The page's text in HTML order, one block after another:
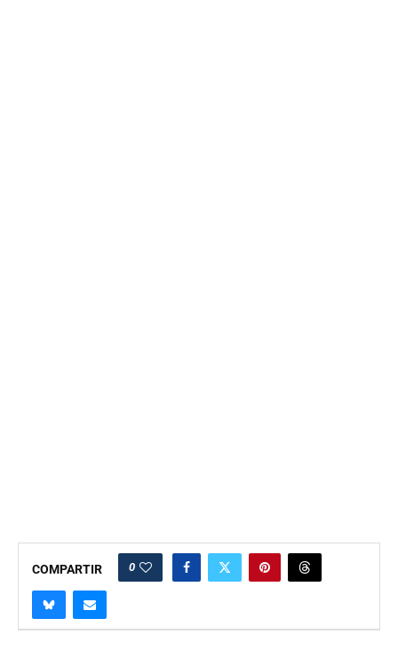
COMPARTIR 0